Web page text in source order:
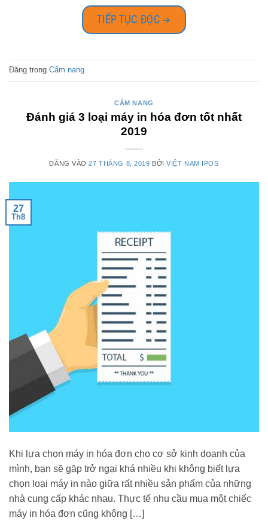
TIẾP TỤC ĐỌC →
Đăng trong Cẩm nang
CẨM NANG
Đánh giá 3 loại máy in hóa đơn tốt nhất
2019
ĐĂNG VÀO27 THÁNG 8, 2019 BỞIVIỆT NAM IPOS
27
Th8
Khi lựa chọn máy in hóa đơn cho cơ sở kinh doanh của
mình, bạn sẽ gặp trở ngại khá nhiều khi không biết lựa
chọn loại máy in nào giữa rất nhiều sản phẩm của những
nhà cung cấp khác nhau. Thực tế nhu cầu mua một chiếc
máy in hóa đơn cũng không […]